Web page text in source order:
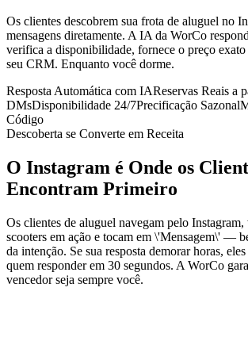
Os clientes descobrem sua frota de aluguel no
mensagens diretamente. A IA da WorCo
verifica a disponibilidade, fornece o preço exato
seu CRM. Enquanto você dorme.
Resposta Automática com IAReservas Reais a
DMsDisponibilidade 24/7Precificação Sazonal
Código
Descoberta se Converte em Receita
O Instagram é Onde os
Encontram Primeiro
Os clientes de aluguel navegam pelo Instagram,
scooters em ação e tocam em \'Mensagem\' —
da intenção. Se sua resposta demorar horas,
quem responder em 30 segundos. A WorCo
vencedor seja sempre você.